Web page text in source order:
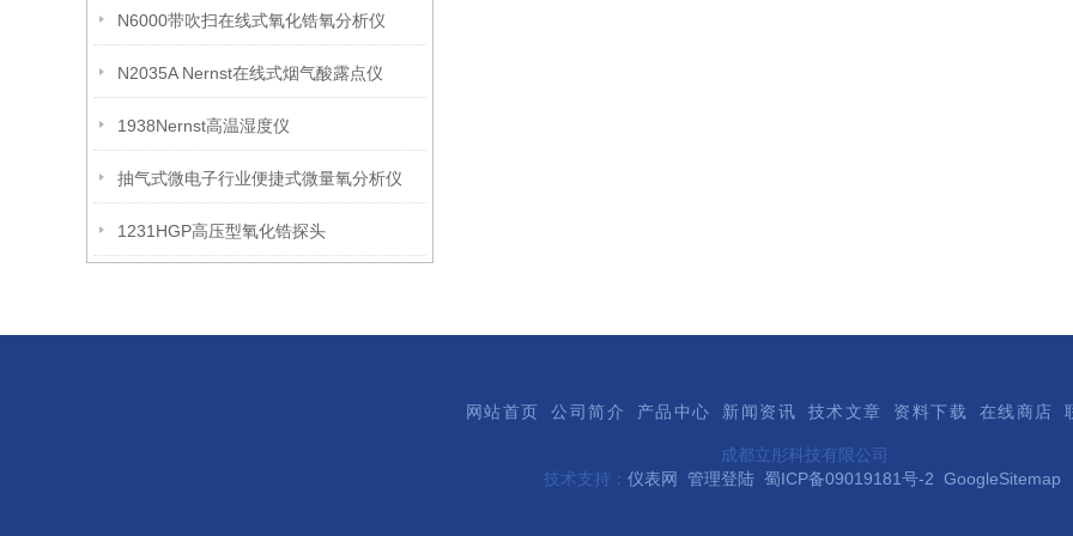
N6000带吹扫在线式氧化锆氧分析仪
N2035A Nernst在线式烟气酸露点仪
1938Nernst高温湿度仪
抽气式微电子行业便捷式微量氧分析仪
1231HGP高压型氧化锆探头
网站首页 公司简介 产品中心 新闻资讯 技术文章 资料下载 在线商店
成都立彤科技有限公司
技术支持： 仪表网 管理登陆 蜀ICP备09019181号-2 GoogleSitemap